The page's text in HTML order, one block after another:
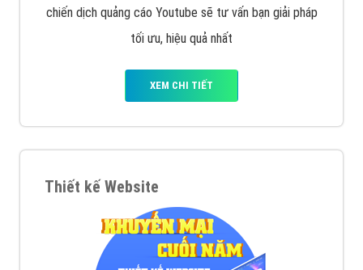
chiến dịch quảng cáo Youtube sẽ tư vấn bạn giải pháp
tối ưu, hiệu quả nhất
XEM CHI TIẾT
Thiết kế Website